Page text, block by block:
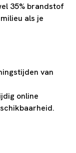
35% brandstof
als je
van
online